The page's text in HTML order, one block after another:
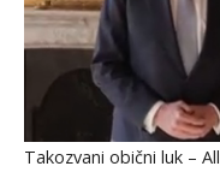
Takozvani obični luk –